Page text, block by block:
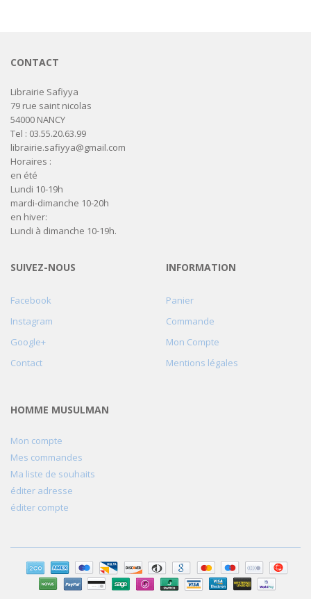
CONTACT
Librairie Safiyya
79 rue saint nicolas
54000 NANCY
Tel : 03.55.20.63.99
librairie.safiyya@gmail.com
Horaires :
en été
Lundi 10-19h
mardi-dimanche 10-20h
en hiver:
Lundi à dimanche 10-19h.
SUIVEZ-NOUS
Facebook
Instagram
Google+
Contact
INFORMATION
Panier
Commande
Mon Compte
Mentions légales
HOMME MUSULMAN
Mon compte
Mes commandes
Ma liste de souhaits
éditer adresse
éditer compte